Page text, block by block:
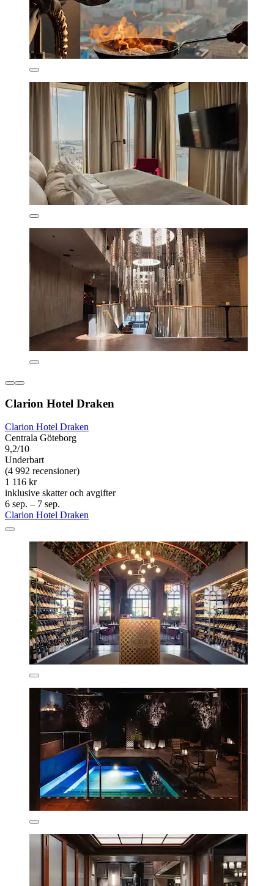
Clarion Hotel Draken
Clarion Hotel Draken
Centrala Göteborg
9,2/10
Underbart
(4 992 recensioner)
1 116 kr
inklusive skatter och avgifter
6 sep. – 7 sep.
Clarion Hotel Draken